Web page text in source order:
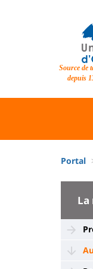
Source de
depuis
liste
des
Portal
La